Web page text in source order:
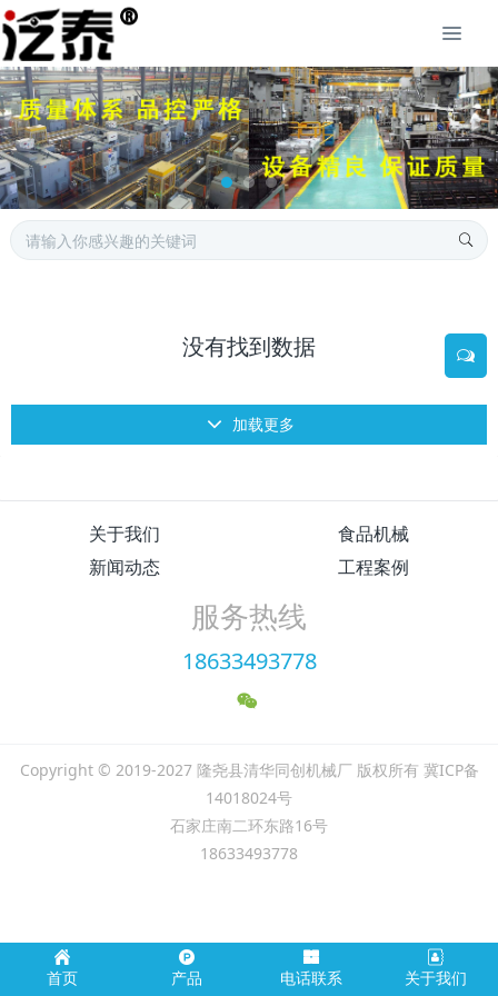
没有找到数据
加载更多
关于我们
食品机械
新闻动态
工程案例
服务热线
18633493778
Copyright © 2019-2027 隆尧县清华同创机械厂 版权所有 冀ICP备
14018024号
石家庄南二环东路16号
18633493778
首页 产品 电话联系 关于我们